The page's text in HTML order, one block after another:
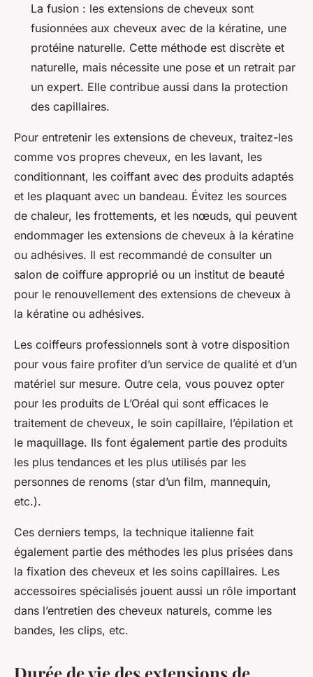
La fusion : les extensions de cheveux sont
fusionnées aux cheveux avec de la kératine, une
protéine naturelle. Cette méthode est discrète et
naturelle, mais nécessite une pose et un retrait par
un expert. Elle contribue aussi dans la protection
des capillaires.
Pour entretenir les extensions de cheveux, traitez-les
comme vos propres cheveux, en les lavant, les
conditionnant, les coiffant avec des produits adaptés
et les plaquant avec un bandeau. Évitez les sources
de chaleur, les frottements, et les nœuds, qui peuvent
endommager les extensions de cheveux à la kératine
ou adhésives. Il est recommandé de consulter un
salon de coiffure approprié ou un institut de beauté
pour le renouvellement des extensions de cheveux à
la kératine ou adhésives.
Les coiffeurs professionnels sont à votre disposition
pour vous faire profiter d’un service de qualité et d’un
matériel sur mesure. Outre cela, vous pouvez opter
pour les produits de L’Oréal qui sont efficaces le
traitement de cheveux, le soin capillaire, l’épilation et
le maquillage. Ils font également partie des produits
les plus tendances et les plus utilisés par les
personnes de renoms (star d’un film, mannequin,
etc.).
Ces derniers temps, la technique italienne fait
également partie des méthodes les plus prisées dans
la fixation des cheveux et les soins capillaires. Les
accessoires spécialisés jouent aussi un rôle important
dans l’entretien des cheveux naturels, comme les
bandes, les clips, etc.